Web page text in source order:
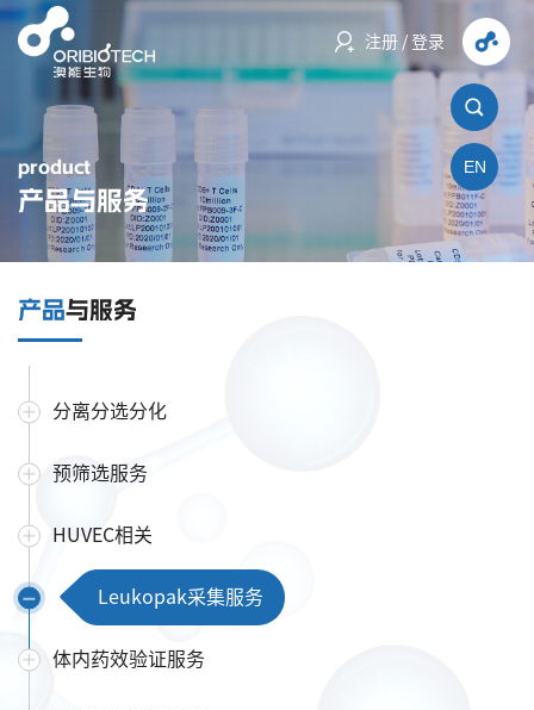
注册 / 登录
EN
product
产品与服务
产品与服务
分离分选分化
预筛选服务
HUVEC相关
Leukopak采集服务
体内药效验证服务